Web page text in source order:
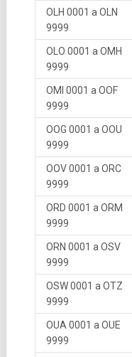
OLH 0001 a OLN
9999
OLO 0001 a OMH
9999
OMI 0001 a OOF
9999
OOG 0001 a OOU
9999
OOV 0001 a ORC
9999
ORD 0001 a ORM
9999
ORN 0001 a OSV
9999
OSW 0001 a OTZ
9999
OUA 0001 a OUE
9999